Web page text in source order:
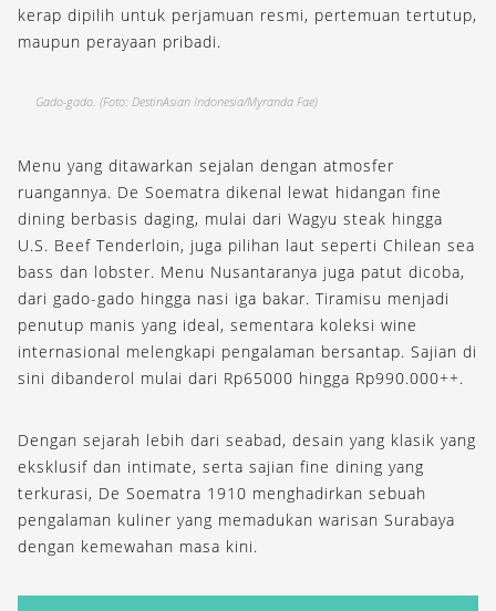
kerap dipilih untuk perjamuan resmi, pertemuan tertutup,
maupun perayaan pribadi.
Gado-gado. (Foto: DestinAsian Indonesia/Myranda Fae)
Menu yang ditawarkan sejalan dengan atmosfer
ruangannya. De Soematra dikenal lewat hidangan fine
dining berbasis daging, mulai dari Wagyu steak hingga
U.S. Beef Tenderloin, juga pilihan laut seperti Chilean sea
bass dan lobster. Menu Nusantaranya juga patut dicoba,
dari gado-gado hingga nasi iga bakar. Tiramisu menjadi
penutup manis yang ideal, sementara koleksi wine
internasional melengkapi pengalaman bersantap. Sajian di
sini dibanderol mulai dari Rp65000 hingga Rp990.000++.
Dengan sejarah lebih dari seabad, desain yang klasik yang
eksklusif dan intimate, serta sajian fine dining yang
terkurasi, De Soematra 1910 menghadirkan sebuah
pengalaman kuliner yang memadukan warisan Surabaya
dengan kemewahan masa kini.